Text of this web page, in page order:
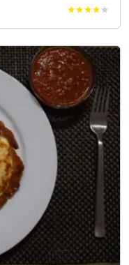
starstarstarstar star